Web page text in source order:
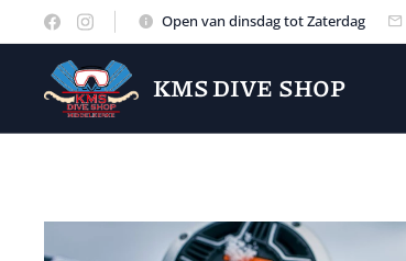
Open van dinsdag tot Zaterdag
KMS DIVE SHOP